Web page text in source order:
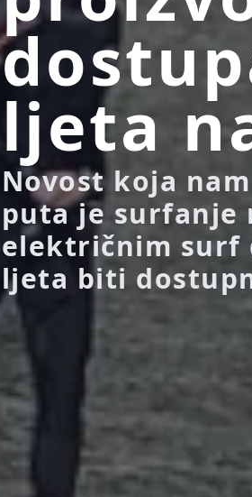
ljeta
Novost koja
puta je surfanje
električnim surf
ljeta biti